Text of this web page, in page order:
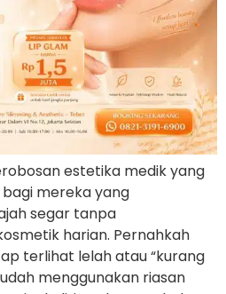
estetika medik yang
mereka yang
segar tanpa
harian. Pernahkah
terlihat lelah atau “kurang
menggunakan riasan